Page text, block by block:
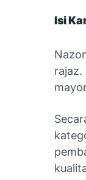
Isi
rajaz.